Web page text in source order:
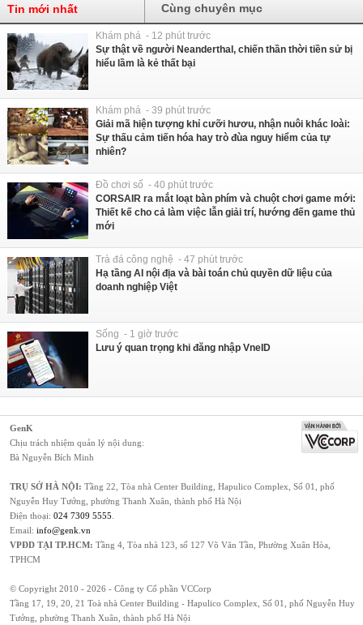
Tin mới nhất Cùng chuyên mục
Khám phá - 12 phút trước
Sự thật về người Neanderthal, chiến thần thời tiền sử bị
hiểu lầm là kẻ thất bại
Khám phá - 39 phút trước
Giải mã hiện tượng khỉ cưỡi hươu, nhận nuôi khác loài:
Sự thấu cảm tiến hóa hay trò đùa nguy hiểm của tự
nhiên?
Đồ chơi số - 40 phút trước
CORSAIR ra mắt loạt bàn phím và chuột chơi game mới:
Thiết kế cho cả làm việc lẫn giải trí, hướng đến game thủ
mới
Trà đá công nghệ - 47 phút trước
Hạ tầng AI nội địa và bài toán chủ quyền dữ liệu của
doanh nghiệp Việt
Sống - 1 giờ trước
Lưu ý quan trọng khi đăng nhập VneID
GenK
Chịu trách nhiệm quản lý nội dung:
Bà Nguyễn Bích Minh
TRỤ SỞ HÀ NỘI: Tầng 22, Tòa nhà Center Building, Hapulico Complex, Số 01, phố
Nguyễn Huy Tưởng, phường Thanh Xuân, thành phố Hà Nội
Điện thoại: 024 7309 5555
Email: info@genk.vn
VPĐD TẠI TP.HCM: Tầng 4, Tòa nhà 123, số 127 Võ Văn Tần, Phường Xuân Hòa,
TPHCM
© Copyright 2010 - 2026 - Công ty Cổ phần VCCorp
Tầng 17, 19, 20, 21 Toà nhà Center Building - Hapulico Complex, Số 01, phố Nguyễn Huy
Tưởng, phường Thanh Xuân, thành phố Hà Nội